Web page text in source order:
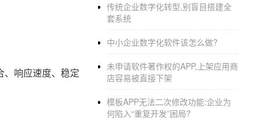
、响应速度、稳定
传统企业数字化转型,别盲目搭建全
套系统
中小企业数字化软件该怎么做?
未申请软件著作权的APP,上架应用商
店容易被直接下架
模板APP无法二次修改功能:企业为
何陷入“重复开发”困局?